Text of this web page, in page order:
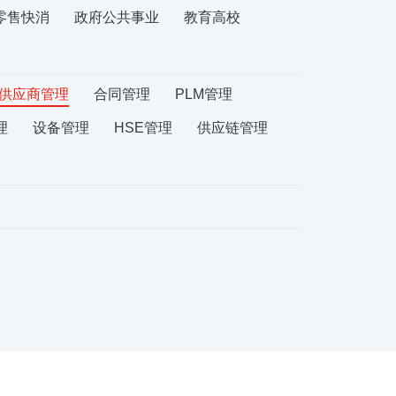
售快消 政府公共事业 教育高校
应商管理 合同管理 PLM管理
设备管理 HSE管理 供应链管理